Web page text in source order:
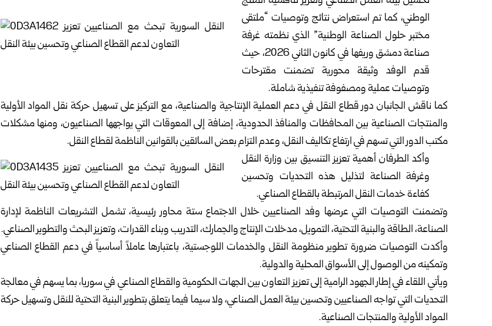
الوطني، كما تم استعراض نتائج وتوصيات “ملتقى
مختبر حلول الصناعة الوطنية” الذي نظمته غرفة
صناعة دمشق وريفها في كانون الثاني 2026، حيث
قدم الوفد وثيقة محورية تضمنت مقترحات
وتوصيات عملية ومصفوفة تنفيذية شاملة.
كما ناقش الجانبان دور قطاع النقل في دعم العملية الإنتاجية والصناعية، مع التركيز على تسهيل حركة نقل المواد الأولية
والمنتجات الصناعية بين المحافظات والمنافذ الحدودية، إضافة إلى المعوقات التي يواجهها الصناعيون، ومنها مشكلات
مكتب الدور التي تسهم في ارتفاع تكاليف النقل، وعدم التزام بعض السائقين بالقوانين الناظمة لقطاع النقل.
وأكد الطرفان أهمية تعزيز التنسيق بين وزارة النقل
وغرفة الصناعة لتذليل هذه التحديات وتحسين
كفاءة خدمات النقل المرتبطة بالقطاع الصناعي.
وتضمنت التوصيات التي عرضها وفد الصناعيين خلال الاجتماع ستة محاور رئيسية، تشمل التشريعات الناظمة لإدارة
الصناعة، الطاقة والبنية التحتية، التمويل، مدخلات الإنتاج والجمارك، التدريب وبناء القدرات، وتعزيز البحث والتطوير الصناعي.
وأكدت التوصيات ضرورة تطوير منظومة النقل والخدمات اللوجستية، باعتبارها عاملاً أساسياً في دعم القطاع الصناعي
وتمكينه من الوصول إلى الأسواق المحلية والدولية.
ويأتي اللقاء في إطار الجهود الرامية إلى تعزيز التعاون بين الجهات الحكومية والقطاع الصناعي في سوريا، بما يسهم في معالجة
التحديات التي تواجه الصناعيين وتحسين بيئة العمل الصناعي، ولا سيما فيما يتعلق بتطوير البنية التحتية للنقل وتسهيل حركة
المواد الأولية والمنتجات الصناعية.